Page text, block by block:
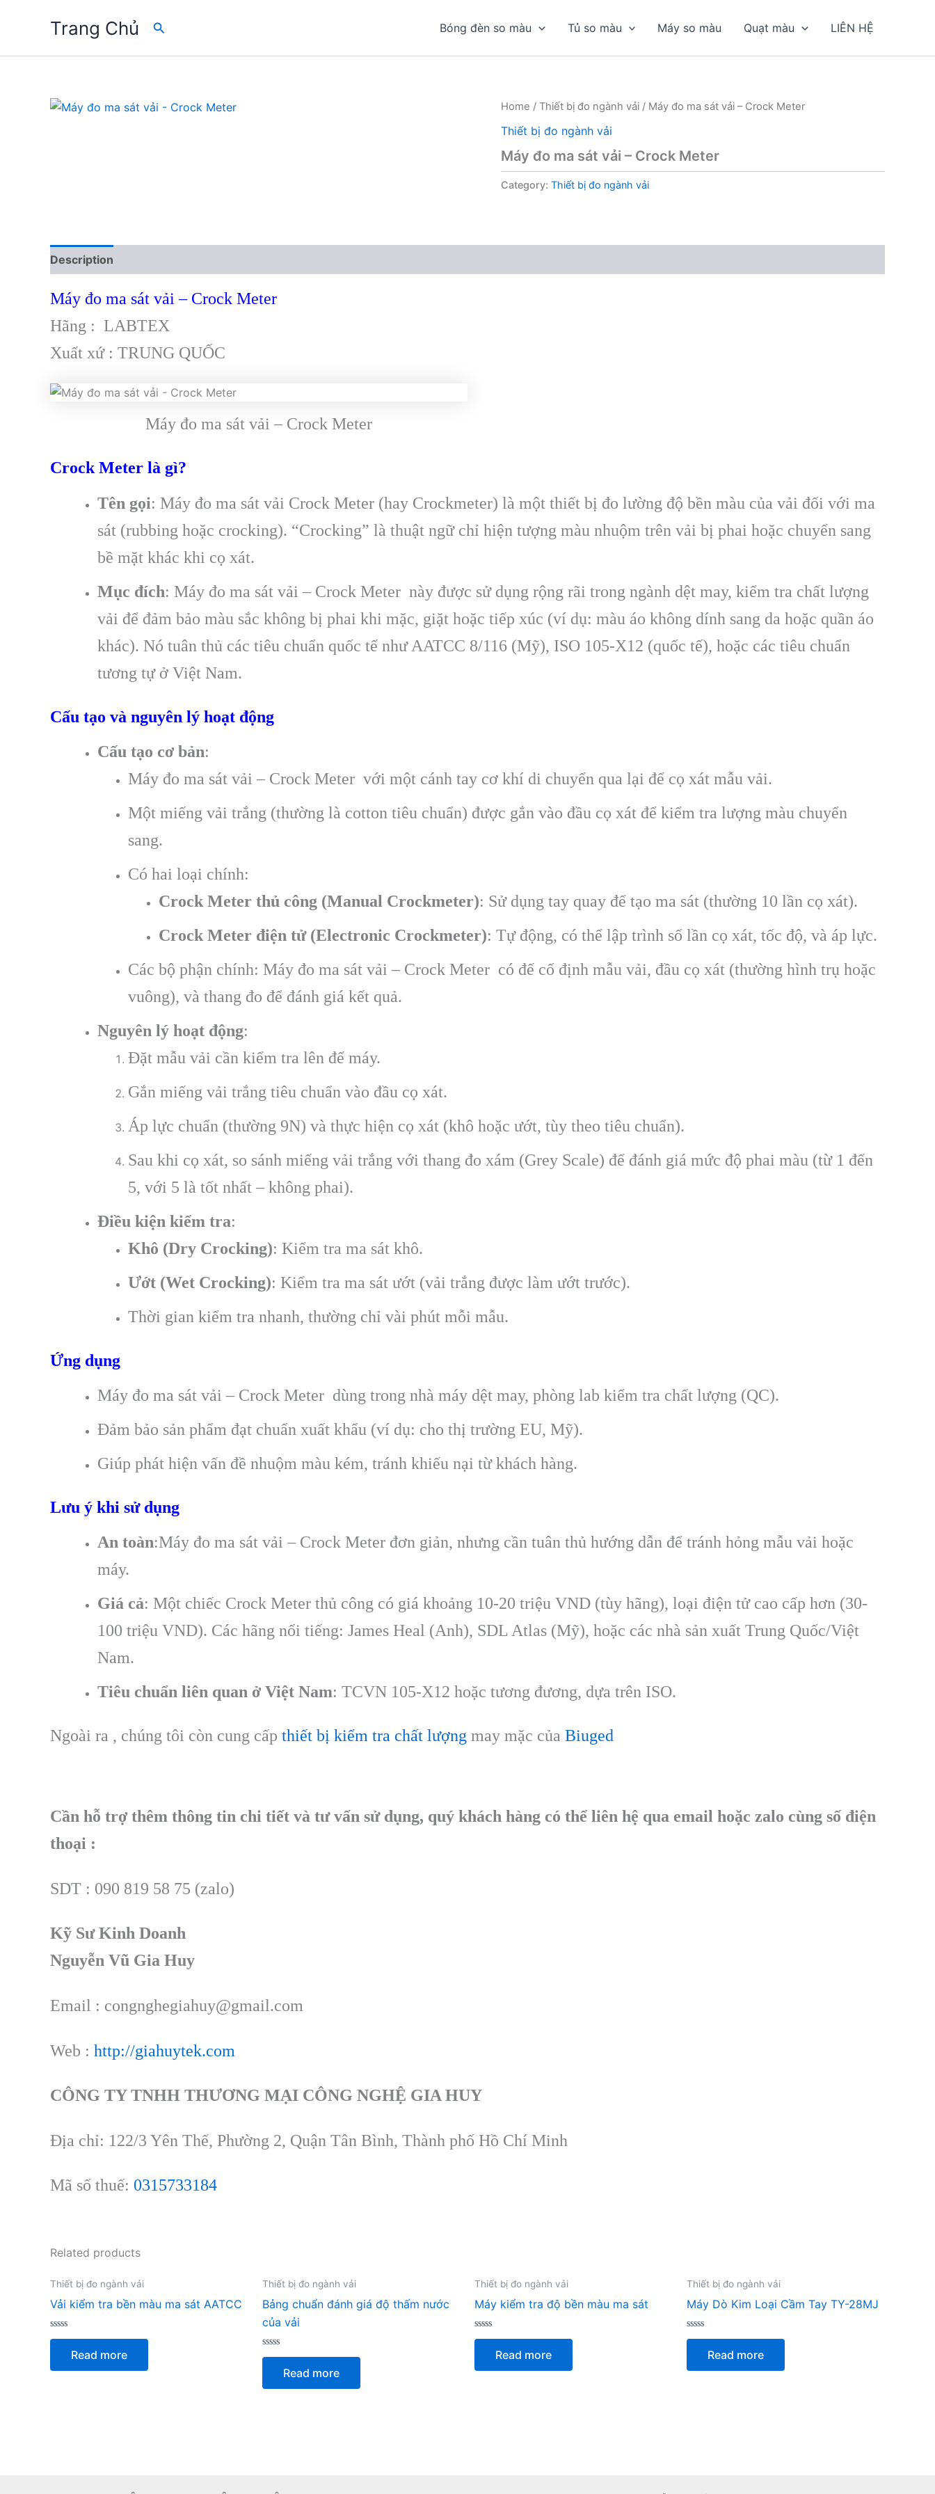
Trang Chủ Search Bóng đèn so màu Tủ so màu Máy so màu Quạt màu LIÊN HỆ
Home / Thiết bị đo ngành vải / Máy đo ma sát vải – Crock Meter
Thiết bị đo ngành vải
Máy đo ma sát vải – Crock Meter
Category: Thiết bị đo ngành vải
Description
Máy đo ma sát vải – Crock Meter
Hãng : LABTEX
Xuất xứ : TRUNG QUỐC
Máy đo ma sát vải – Crock Meter
Crock Meter là gì?
Tên gọi: Máy đo ma sát vải Crock Meter (hay Crockmeter) là một thiết bị đo lường độ bền màu của vải đối với ma
sát (rubbing hoặc crocking). “Crocking” là thuật ngữ chỉ hiện tượng màu nhuộm trên vải bị phai hoặc chuyển sang
bề mặt khác khi cọ xát.
Mục đích: Máy đo ma sát vải – Crock Meter này được sử dụng rộng rãi trong ngành dệt may, kiểm tra chất lượng
vải để đảm bảo màu sắc không bị phai khi mặc, giặt hoặc tiếp xúc (ví dụ: màu áo không dính sang da hoặc quần áo
khác). Nó tuân thủ các tiêu chuẩn quốc tế như AATCC 8/116 (Mỹ), ISO 105-X12 (quốc tế), hoặc các tiêu chuẩn
tương tự ở Việt Nam.
Cấu tạo và nguyên lý hoạt động
Cấu tạo cơ bản:
Máy đo ma sát vải – Crock Meter với một cánh tay cơ khí di chuyển qua lại để cọ xát mẫu vải.
Một miếng vải trắng (thường là cotton tiêu chuẩn) được gắn vào đầu cọ xát để kiểm tra lượng màu chuyển
sang.
Có hai loại chính:
Crock Meter thủ công (Manual Crockmeter): Sử dụng tay quay để tạo ma sát (thường 10 lần cọ xát).
Crock Meter điện tử (Electronic Crockmeter): Tự động, có thể lập trình số lần cọ xát, tốc độ, và áp lực.
Các bộ phận chính: Máy đo ma sát vải – Crock Meter có đế cố định mẫu vải, đầu cọ xát (thường hình trụ hoặc
vuông), và thang đo để đánh giá kết quả.
Nguyên lý hoạt động:
Đặt mẫu vải cần kiểm tra lên đế máy.
Gắn miếng vải trắng tiêu chuẩn vào đầu cọ xát.
Áp lực chuẩn (thường 9N) và thực hiện cọ xát (khô hoặc ướt, tùy theo tiêu chuẩn).
Sau khi cọ xát, so sánh miếng vải trắng với thang đo xám (Grey Scale) để đánh giá mức độ phai màu (từ 1 đến
5, với 5 là tốt nhất – không phai).
Điều kiện kiểm tra:
Khô (Dry Crocking): Kiểm tra ma sát khô.
Ướt (Wet Crocking): Kiểm tra ma sát ướt (vải trắng được làm ướt trước).
Thời gian kiểm tra nhanh, thường chỉ vài phút mỗi mẫu.
Ứng dụng
Máy đo ma sát vải – Crock Meter dùng trong nhà máy dệt may, phòng lab kiểm tra chất lượng (QC).
Đảm bảo sản phẩm đạt chuẩn xuất khẩu (ví dụ: cho thị trường EU, Mỹ).
Giúp phát hiện vấn đề nhuộm màu kém, tránh khiếu nại từ khách hàng.
Lưu ý khi sử dụng
An toàn:Máy đo ma sát vải – Crock Meter đơn giản, nhưng cần tuân thủ hướng dẫn để tránh hỏng mẫu vải hoặc
máy.
Giá cả: Một chiếc Crock Meter thủ công có giá khoảng 10-20 triệu VND (tùy hãng), loại điện tử cao cấp hơn (30-
100 triệu VND). Các hãng nổi tiếng: James Heal (Anh), SDL Atlas (Mỹ), hoặc các nhà sản xuất Trung Quốc/Việt
Nam.
Tiêu chuẩn liên quan ở Việt Nam: TCVN 105-X12 hoặc tương đương, dựa trên ISO.
Ngoài ra , chúng tôi còn cung cấp thiết bị kiểm tra chất lượng may mặc của Biuged
Cần hỗ trợ thêm thông tin chi tiết và tư vấn sử dụng, quý khách hàng có thể liên hệ qua email hoặc zalo cùng số điện
thoại :
SDT : 090 819 58 75 (zalo)
Kỹ Sư Kinh Doanh
Nguyễn Vũ Gia Huy
Email : congnghegiahuy@gmail.com
Web : http://giahuytek.com
CÔNG TY TNHH THƯƠNG MẠI CÔNG NGHỆ GIA HUY
Địa chỉ: 122/3 Yên Thế, Phường 2, Quận Tân Bình, Thành phố Hồ Chí Minh
Mã số thuế: 0315733184
Related products
Thiết bị đo ngành vải
Vải kiểm tra bền màu ma sát AATCC
Rated
5
Read more
Thiết bị đo ngành vải
Bảng chuẩn đánh giá độ thấm nước
của vải
Rated
5
Read more
Thiết bị đo ngành vải
Máy kiểm tra độ bền màu ma sát
Rated
5
Read more
Thiết bị đo ngành vải
Máy Dò Kim Loại Cầm Tay TY-28MJ
Rated
5
Read more